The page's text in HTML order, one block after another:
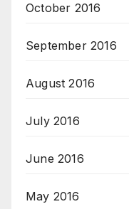
October 2016
September 2016
August 2016
July 2016
June 2016
May 2016